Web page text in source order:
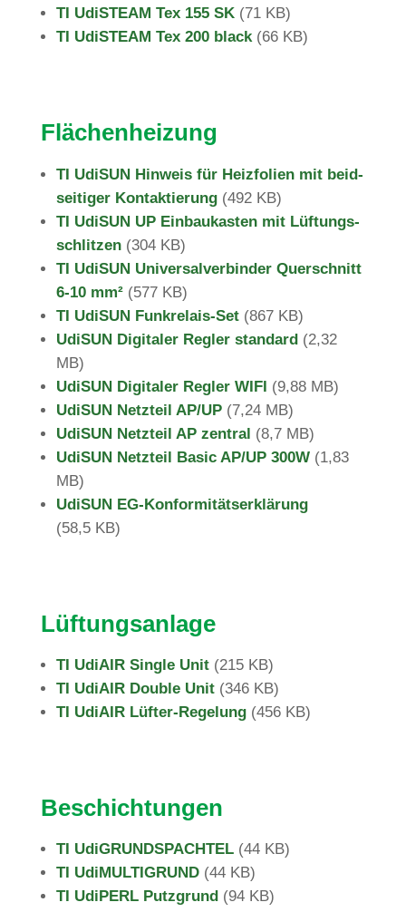
TI UdiS­TEAM Tex 155 SK(71 KB)
TI UdiS­TEAM Tex 200 black(66 KB)
Flä­chen­hei­zung
TI UdiSUN Hin­weis für Heiz­fo­lien mit beid­
sei­tiger Kon­tak­tie­rung(492 KB)
TI UdiSUN UP Ein­bau­kasten mit Lüf­tungs­
schlitzen(304 KB)
TI UdiSUN Uni­ver­sal­ver­binder Quer­schnitt
6-10 mm²(577 KB)
TI UdiSUN Funk­re­lais-Set(867 KB)
UdiSUN Digi­taler Regler stan­dard(2,32
MB)
UdiSUN Digi­taler Regler WIFI (9,88 MB)
UdiSUN Netz­teil AP/UP(7,24 MB)
UdiSUN Netz­teil AP zen­tral (8,7 MB)
UdiSUN Netz­teil Basic AP/UP 300W(1,83
MB)
UdiSUN EG-Kon­for­mi­täts­er­klä­rung
(58,5KB)
Lüf­tungs­an­lage
TI UdiAIR Single Unit(215 KB)
TI UdiAIR Double Unit(346 KB)
TI UdiAIR Lüfter-Rege­lung(456 KB)
Beschich­tungen
TI Udi­GRUND­S­PACHTEL(44 KB)
TI Udi­MUL­TI­GRUND(44 KB)
TI Udi­PERL Putz­grund(94 KB)